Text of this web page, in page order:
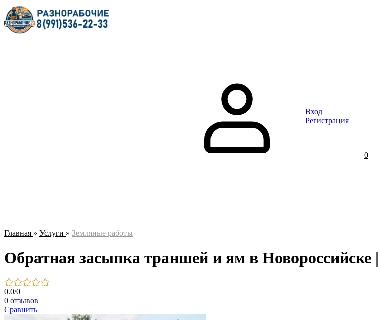
Вход|
Регистрация
0
Главная » Услуги » Земляные работы
Обратная засыпка траншей и ям в Новороссийске
0.0/0
0 отзывов
Сравнить